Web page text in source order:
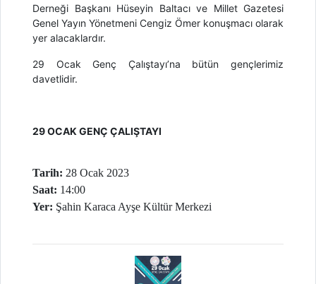
Derneği Başkanı Hüseyin Baltacı ve Millet Gazetesi
Genel Yayın Yönetmeni Cengiz Ömer konuşmacı olarak
yer alacaklardır.
29 Ocak Genç Çalıştayı’na bütün gençlerimiz
davetlidir.
29 OCAK GENÇ ÇALIŞTAYI
Tarih: 28 Ocak 2023
Saat: 14:00
Yer: Şahin Karaca Ayşe Kültür Merkezi